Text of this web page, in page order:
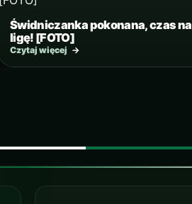
Świdniczanka pokonana, czas na
ligę! [FOTO]
Czytaj więcej →